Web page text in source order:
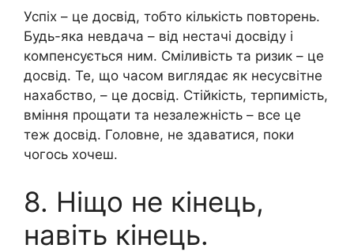
Успіх – це досвід, тобто кількість повторень.
Будь-яка невдача – від нестачі досвіду і
компенсується ним. Сміливість та ризик – це
досвід. Те, що часом виглядає як несусвітне
нахабство, – це досвід. Стійкість, терпимість,
вміння прощати та незалежність – все це
теж досвід. Головне, не здаватися, поки
чогось хочеш.
8. Ніщо не кінець,
навіть кінець.